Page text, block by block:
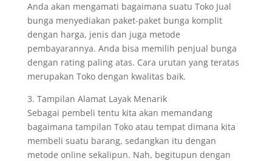
Anda akan mengamati bagaimana suatu Toko Jual
bunga menyediakan paket-paket bunga komplit
dengan harga, jenis dan juga metode
pembayarannya. Anda bisa memilih penjual bunga
dengan rating paling atas. Cara urutan yang teratas
merupakan Toko dengan kwalitas baik.
3. Tampilan Alamat Layak Menarik
Sebagai pembeli tentu kita akan memandang
bagaimana tampilan Toko atau tempat dimana kita
membeli suatu barang, sedangkan itu dengan
metode online sekalipun. Nah, begitupun dengan